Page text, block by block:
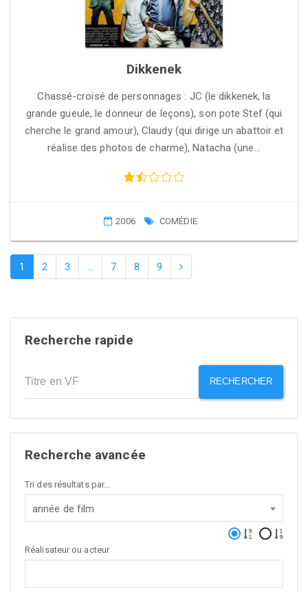
Dikkenek
Chassé-croisé de personnages : JC (le dikkenek, la
grande gueule, le donneur de leçons), son pote Stef (qui
cherche le grand amour), Claudy (qui dirige un abattoir et
réalise des photos de charme), Natacha (une…
2006 COMÉDIE
1 2 3 … 7 8 9
Recherche rapide
RECHERCHER
Recherche avancée
Tri des résultats par...
année de film
Réalisateur ou acteur